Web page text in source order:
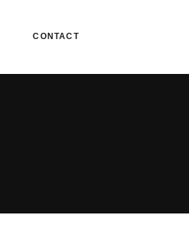
CONTACT